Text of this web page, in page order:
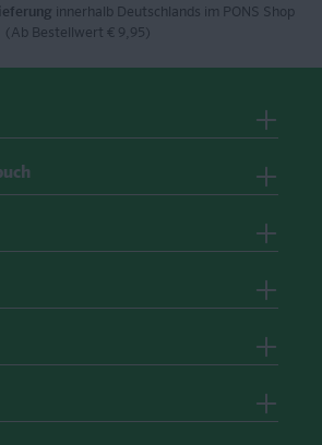
innerhalb Deutschlands im PONS Shop
(Ab Bestellwert € 9,95)